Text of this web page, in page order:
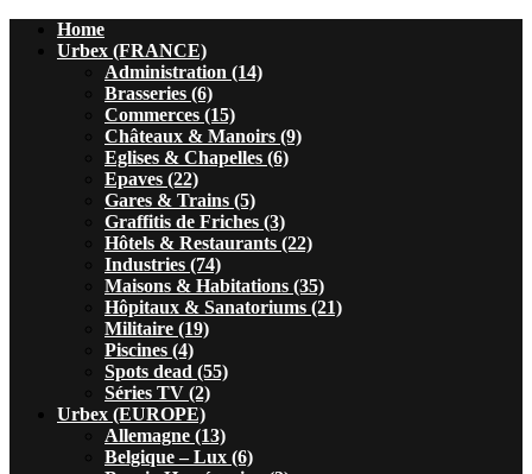
Home
Urbex (FRANCE)
Administration (14)
Brasseries (6)
Commerces (15)
Châteaux & Manoirs (9)
Eglises & Chapelles (6)
Epaves (22)
Gares & Trains (5)
Graffitis de Friches (3)
Hôtels & Restaurants (22)
Industries (74)
Maisons & Habitations (35)
Hôpitaux & Sanatoriums (21)
Militaire (19)
Piscines (4)
Spots dead (55)
Séries TV (2)
Urbex (EUROPE)
Allemagne (13)
Belgique – Lux (6)